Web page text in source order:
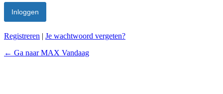
Registreren | Je wachtwoord vergeten?
← Ga naar MAX Vandaag